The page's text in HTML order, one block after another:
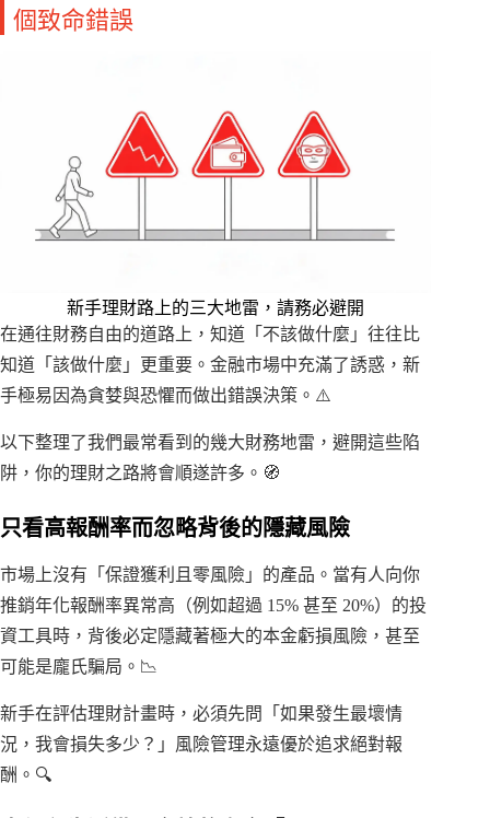
個致命錯誤
新手理財路上的三大地雷，請務必避開
在通往財務自由的道路上，知道「不該做什麼」往往比
知道「該做什麼」更重要。金融市場中充滿了誘惑，新
手極易因為貪婪與恐懼而做出錯誤決策。⚠️
以下整理了我們最常看到的幾大財務地雷，避開這些陷
阱，你的理財之路將會順遂許多。🧭
只看高報酬率而忽略背後的隱藏風險
市場上沒有「保證獲利且零風險」的產品。當有人向你
推銷年化報酬率異常高（例如超過 15% 甚至 20%）的投
資工具時，背後必定隱藏著極大的本金虧損風險，甚至
可能是龐氏騙局。📉
新手在評估理財計畫時，必須先問「如果發生最壞情
況，我會損失多少？」風險管理永遠優於追求絕對報
酬。🔍